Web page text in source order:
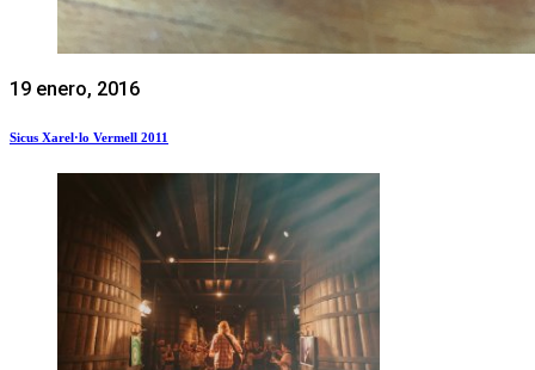
19 enero, 2016
Sicus Xarel·lo Vermell 2011